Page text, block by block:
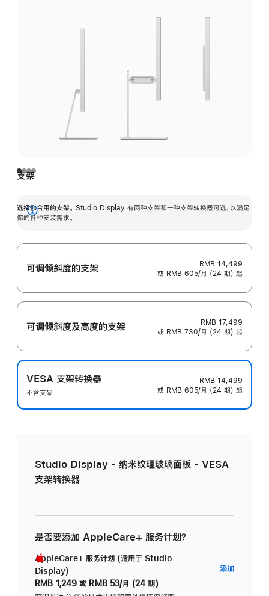
支架
选择你合用的支架。 Studio Display 有两种支架和一种支架转换器可选，以满足
你的各种安装需求。
展
可调倾斜度的支架
RMB 14,499
或 RMB 605/月 (24 期) 起
可调倾斜度及高‍度的支‍架
RMB 17,499
或 RMB 730/月 (24 期) 起
VESA 支架转换器
不含支架
RMB 14,499
或 RMB 605/月 (24 期) 起
Studio Display - 纳米纹理玻璃面板 - VESA
支架转换器
是否要添加 AppleCare+ 服务计划？
AppleCare+ 服务计划 (适用于 Studio
Display)
RMB 1,249 或 RMB 53/月 (24 期)
添加